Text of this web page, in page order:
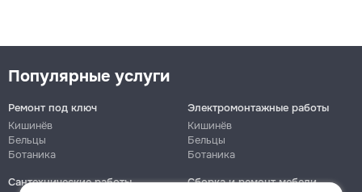
Популярные услуги
Ремонт под ключ
Кишинёв
Бельцы
Ботаника
Электромонтажные работы
Кишинёв
Бельцы
Ботаника
Сантехнические работы
Сборка и ремонт мебели